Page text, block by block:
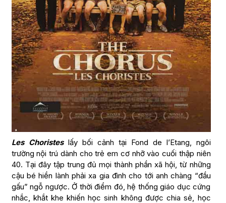
Les Choristeslấy bối cảnh tại Fond de l’Etang, ngôi
trường nội trú dành cho trẻ em cơ nhỡ vào cuối thập niên
40. Tại đây tập trung đủ mọi thành phần xã hội, từ những
cậu bé hiền lành phải xa gia đình cho tới anh chàng “đầu
gấu” ngỗ ngược. Ở thời điểm đó, hệ thống giáo dục cứng
nhắc, khắt khe khiến học sinh không được chia sẻ, học